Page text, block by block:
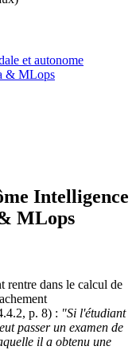
et autonome
& MLops
Intelligence
MLops
rentre dans le calcul de
p. 8) : "Si l'étudiant
passer un examen de
il a obtenu une